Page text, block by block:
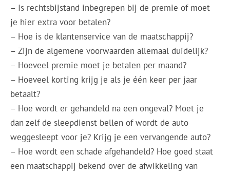
– Is rechtsbijstand inbegrepen bij de premie of moet
je hier extra voor betalen?
– Hoe is de klantenservice van de maatschappij?
– Zijn de algemene voorwaarden allemaal duidelijk?
– Hoeveel premie moet je betalen per maand?
– Hoeveel korting krijg je als je één keer per jaar
betaalt?
– Hoe wordt er gehandeld na een ongeval? Moet je
dan zelf de sleepdienst bellen of wordt de auto
weggesleept voor je? Krijg je een vervangende auto?
– Hoe wordt een schade afgehandeld? Hoe goed staat
een maatschappij bekend over de afwikkeling van